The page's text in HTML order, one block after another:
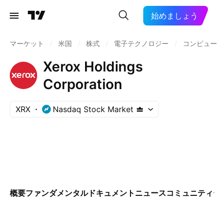
始めましょう
マーケット 米国 株式 電子テクノロジー コンピュ
Xerox Holdings
Corporation
XRX Nasdaq Stock Market
概要ファンダメンタルドキュメント ニュースコミュニティ